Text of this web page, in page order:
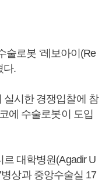
술로봇 ‘레보아이(Re
다.
실시한 경쟁입찰에 참
에 수술로봇이 도입
대학병원(Agadir U
병상과 중앙수술실 17